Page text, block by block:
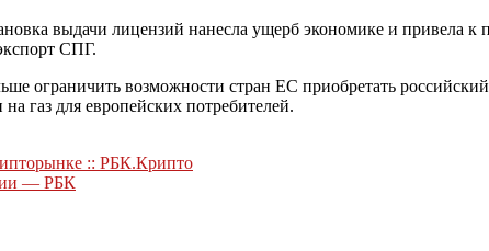
выдачи лицензий нанесла ущерб экономике и привела к
СПГ.
ограничить возможности стран ЕС приобретать
газ для европейских потребителей.
:: РБК.Крипто
— РБК